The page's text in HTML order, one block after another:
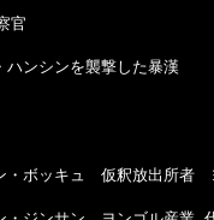
官
ンを襲撃した暴漢
キュ　仮釈放出所者　